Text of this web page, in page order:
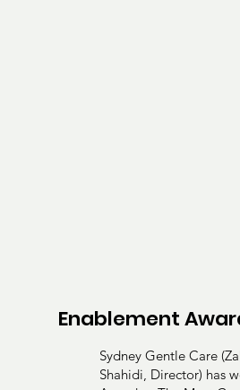
Enablement
Sydney Gentle Care
Shahidi, Director) has